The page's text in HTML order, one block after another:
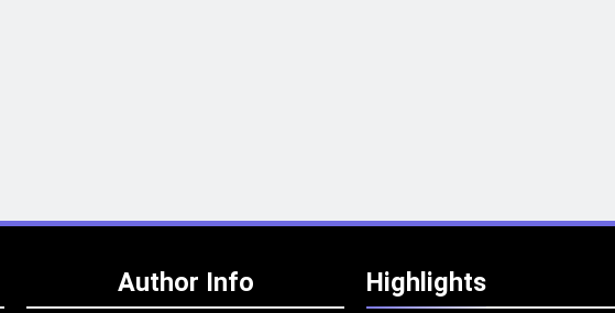
Author Info Highlights